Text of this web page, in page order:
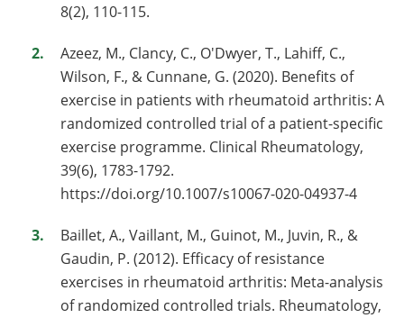
8(2), 110-115.
Azeez, M., Clancy, C., O'Dwyer, T., Lahiff, C.,
Wilson, F., & Cunnane, G. (2020). Benefits of
exercise in patients with rheumatoid arthritis: A
randomized controlled trial of a patient-specific
exercise programme. Clinical Rheumatology,
39(6), 1783-1792.
https://doi.org/10.1007/s10067-020-04937-4
Baillet, A., Vaillant, M., Guinot, M., Juvin, R., &
Gaudin, P. (2012). Efficacy of resistance
exercises in rheumatoid arthritis: Meta-analysis
of randomized controlled trials. Rheumatology,